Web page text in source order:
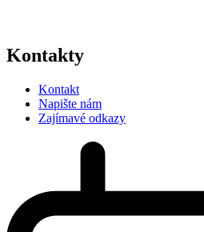
Kontakty
Kontakt
Napište nám
Zajímavé odkazy